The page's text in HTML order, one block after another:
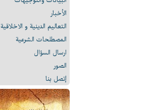
الأخبار
التعالیم الدینیة و الاخلاقیة
المصطلحات الشرعیة
ارسال السؤال
الصور
إتصل بنا